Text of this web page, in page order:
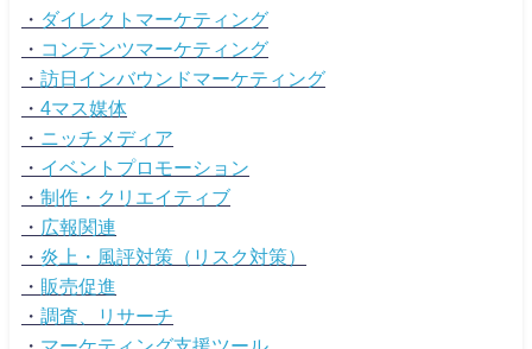
・ ダイレクトマーケティング
・ コンテンツマーケティング
・ 訪日インバウンドマーケティング
・ 4マス媒体
・ ニッチメディア
・ イベントプロモーション
・ 制作・クリエイティブ
・ 広報関連
・ 炎上・風評対策（リスク対策）
・ 販売促進
・ 調査、リサーチ